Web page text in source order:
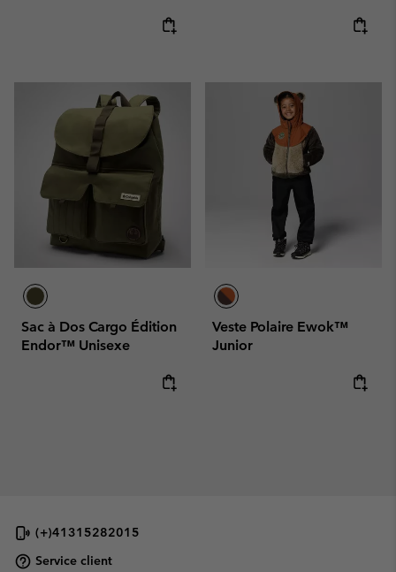
Sac à Dos Cargo Édition
Endor™ Unisexe
Veste Polaire Ewok™
Junior
(+)41315282015
Service client